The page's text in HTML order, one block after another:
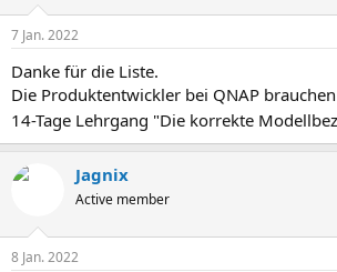
7 Jan. 2022
Danke für die Liste.
Die Produktentwickler bei QNAP
14-Tage Lehrgang "Die korrekte
Jagnix
Active member
8 Jan. 2022